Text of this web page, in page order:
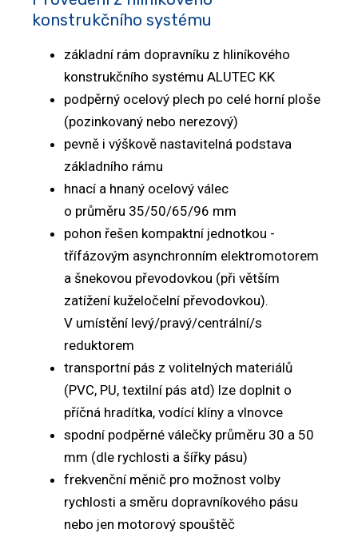
konstrukčního systému
základní rám dopravníku z hliníkového
konstrukčního systému ALUTEC KK
podpěrný ocelový plech po celé horní ploše
(pozinkovaný nebo nerezový)
pevně i výškově nastavitelná podstava
základního rámu
hnací a hnaný ocelový válec
o průměru 35/50/65/96 mm
pohon řešen kompaktní jednotkou -
třífázovým asynchronním elektromotorem
a šnekovou převodovkou (při větším
zatížení kuželočelní převodovkou).
V umístění levý/pravý/centrální/s
reduktorem
transportní pás z volitelných materiálů
(PVC, PU, textilní pás atd) lze doplnit o
příčná hradítka, vodící klíny a vlnovce
spodní podpěrné válečky průměru 30 a 50
mm (dle rychlosti a šířky pásu)
frekvenční měnič pro možnost volby
rychlosti a směru dopravníkového pásu
nebo jen motorový spouštěč